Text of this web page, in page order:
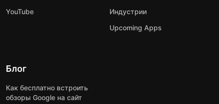
YouTube
Индустрии
Upcoming Apps
Блог
Как бесплатно встроить
обзоры Google на сайт